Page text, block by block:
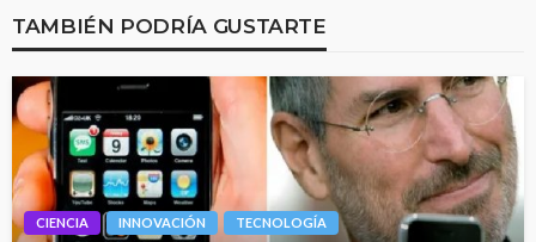
TAMBIÉN PODRÍA GUSTARTE
CIENCIA INNOVACIÓN TECNOLOGÍA